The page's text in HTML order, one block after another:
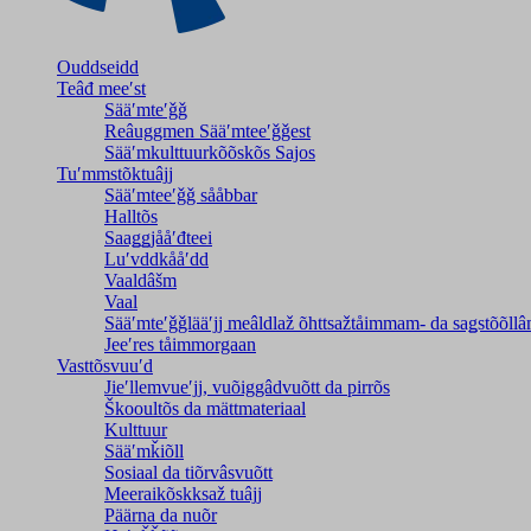
Ouddseidd
Teâđ meeʹst
Sääʹmteʹǧǧ
Reâuggmen Sääʹmteeʹǧǧest
Sääʹmkulttuurkõõskõs Sajos
Tuʹmmstõktuâjj
Sääʹmteeʹǧǧ sååbbar
Halltõs
Saaǥǥjååʹđteei
Luʹvddkååʹdd
Vaaldâšm
Vaal
Sääʹmteʹǧǧlääʹjj meâldlaž õhttsažtåimmam- da
Jeeʹres tåimmorgaan
Vasttõsvuuʹd
Jieʹllemvueʹjj, vuõiggâdvuõtt da pirrõs
Škooultõs da mättmateriaal
Kulttuur
Sääʹmǩiõll
Sosiaal da tiõrvâsvuõtt
Meeraikõskksaž tuâjj
Päärna da nuõr